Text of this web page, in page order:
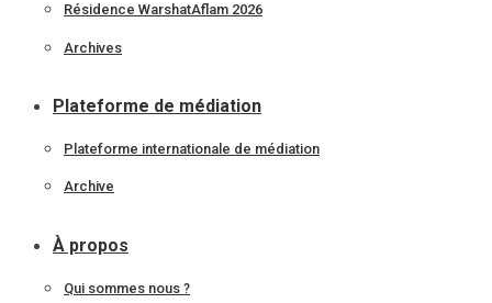
Résidence WarshatAflam 2026
Archives
Plateforme de médiation
Plateforme internationale de médiation
Archive
À propos
Qui sommes nous ?